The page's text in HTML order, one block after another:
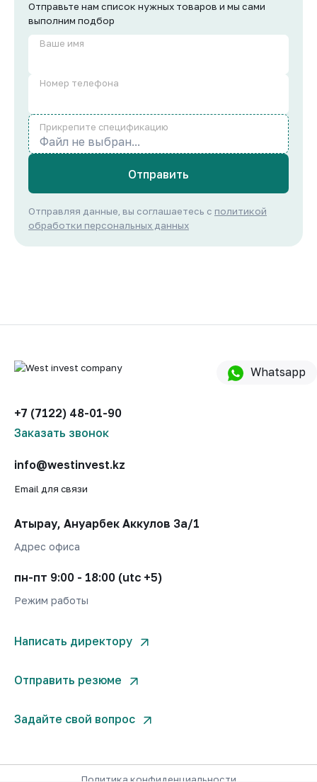
Отправьте нам список нужных товаров и мы сами
выполним подбор
Ваше имя
Номер телефона
Прикрепите спецификацию
Файл не выбран...
Отправить
Отправляя данные, вы соглашаетесь с политикой
обработки персональных данных
+7 (7122) 48-01-90
Заказать звонок
info@westinvest.kz
Email для связи
Атырау, Ануарбек Аккулов 3а/1
Адрес офиса
пн-пт 9:00 - 18:00 (utc +5)
Режим работы
Whatsapp
Написать директору
Отправить резюме
Задайте свой вопрос
Политика конфиденциальности